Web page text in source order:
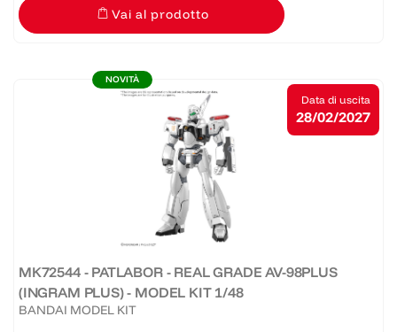
Vai al prodotto
NOVITÀ
MK72544 - PATLABOR - REAL GRADE AV-98PLUS
(INGRAM PLUS) - MODEL KIT 1/48
BANDAI MODEL KIT
Data di uscita
28/02/2027